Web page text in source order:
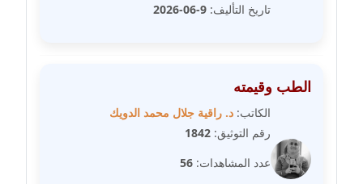
مدونة علا الأزوك
عاملة
مدونة علاء سرحان
عاملة
تاريخ التأليف: 9-06-2026
الطب وقيمته
الكاتب: د. راقية جلال محمد الدويك
رقم التوثيق: 1842
عدد المشاهدات: 56